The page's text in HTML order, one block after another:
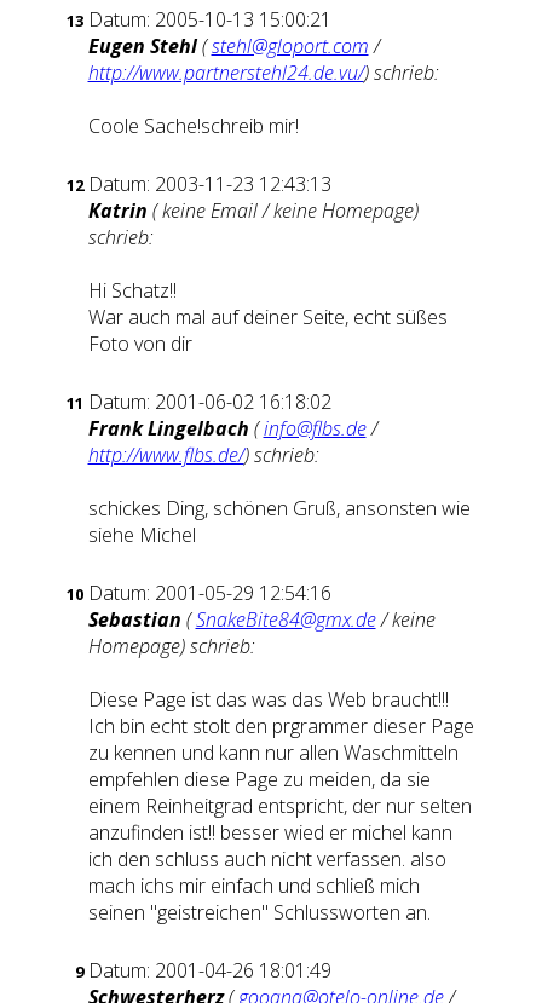
13 Datum: 2005-10-13 15:00:21
Eugen Stehl(stehl@gloport.com/
http://www.partnerstehl24.de.vu/) schrieb:
Coole Sache!schreib mir!
12 Datum: 2003-11-23 12:43:13
Katrin ( keine Email / keine Homepage)
schrieb:
Hi Schatz!!
War auch mal auf deiner Seite, echt süßes
Foto von dir
11 Datum: 2001-06-02 16:18:02
Frank Lingelbach (info@flbs.de/
http://www.flbs.de/) schrieb:
schickes Ding, schönen Gruß, ansonsten wie
siehe Michel
10 Datum: 2001-05-29 12:54:16
Sebastian (SnakeBite84@gmx.de/ keine
Homepage) schrieb:
Diese Page ist das was das Web braucht!!!
Ich bin echt stolt den prgrammer dieser Page
zu kennen und kann nur allen Waschmitteln
empfehlen diese Page zu meiden, da sie
einem Reinheitgrad entspricht, der nur selten
anzufinden ist!! besser wied er michel kann
ich den schluss auch nicht verfassen. also
mach ichs mir einfach und schließ mich
seinen "geistreichen" Schlussworten an.
9 Datum: 2001-04-26 18:01:49
Schwesterherz(gooana@otelo-online.de/